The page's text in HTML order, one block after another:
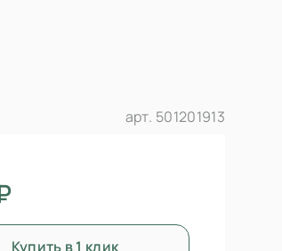
арт. 501201913
Купить в 1 клик